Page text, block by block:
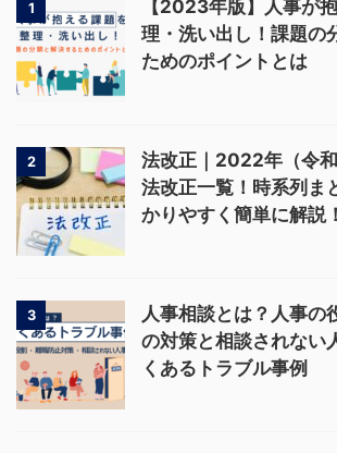
1
【2023年版】人事が
理・洗い出し！課題の
ためのポイントとは
2
法改正｜2022年（令
法改正一覧！時系列ま
かりやすく簡単に解説！
3
人事相談とは？人事の
の対策と相談されない
くあるトラブル事例